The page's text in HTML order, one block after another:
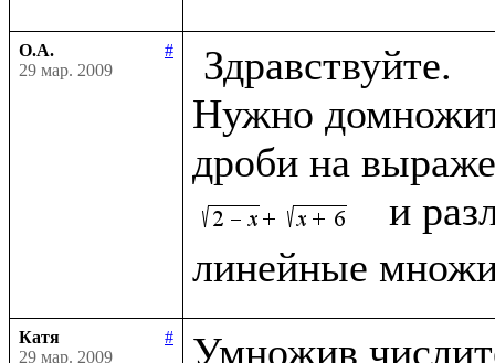
О.А.
#
29 мар. 2009
Нужно
дроби на
и
Катя
#
29 мар. 2009
Умножив